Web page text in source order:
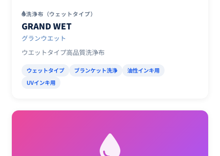
洗浄布（ウェットタイプ）
GRAND WET
グランウエット
ウエットタイプ高品質洗浄布
ウェットタイプ ブランケット洗浄
油性インキ用
UVインキ用